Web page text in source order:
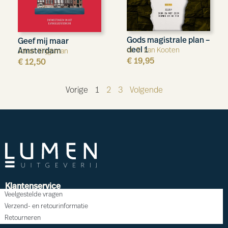
Geef mij maar
Amsterdam
Johan Krijgsman
€ 12,50
Gods magistrale plan –
deel 1
dr. R. van Kooten
€ 19,95
Vorige 1 2 3 Volgende
Klantenservice
Veelgestelde vragen
Verzend- en retourinformatie
Retourneren